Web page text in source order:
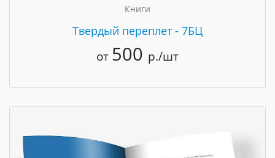
Книги
Твердый переплет - 7БЦ
от 500 р./шт